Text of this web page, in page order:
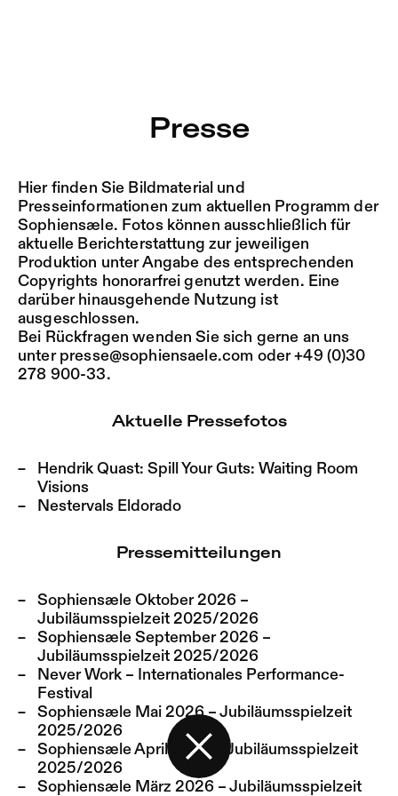
Zu Aktuelles springenjee chanjee chan
Carro Sharkey
Dominique
Alvin Collantes
Alvin
ZTB E.V. Future
Workshop feat.
Freelance Dance
Ensemble
ZTB E.V.
bottom up productions
& Isabela Fernandes
bottom up
PELUSIA
Lo Höckner
REVERSED DANCES
REVERSED
Dominique
Colleen Ndemeh
Fitzgerald
Colleen
Eine Sache der Technik
Pamela Moraga
Pamela
Elena Francalanci
Elena
Pooyesh Frozandeh
Pooyesh
Presse
Hier finden Sie Bildmaterial und
Presseinformationen zum aktuellen Programm der
Sophiensæle. Fotos können ausschließlich für
aktuelle Berichterstattung zur jeweiligen
Produktion unter Angabe des entsprechenden
Copyrights honorarfrei genutzt werden. Eine
darüber hinausgehende Nutzung ist
ausgeschlossen.
Bei Rückfragen wenden Sie sich gerne an uns
unter presse@sophiensaele.com oder +49 (0)30
278 900-33.
Aktuelle Pressefotos
Hendrik Quast: Spill Your Guts: Waiting Room
Visions
Nestervals Eldorado
Pressemitteilungen
Sophiensæle Oktober 2026 –
Jubiläumsspielzeit 2025/2026
Sophiensæle September 2026 –
Jubiläumsspielzeit 2025/2026
Never Work – Internationales Performance-
Festival
Sophiensæle Mai 2026 – Jubiläumsspielzeit
2025/2026
Sophiensæle April 2026 – Jubiläumsspielzeit
2025/2026
Sophiensæle März 2026 – Jubiläumsspielzeit
Zurück zur Startseite